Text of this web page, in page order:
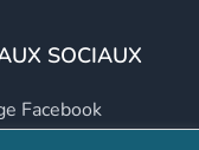
SOCIAUX
Facebook